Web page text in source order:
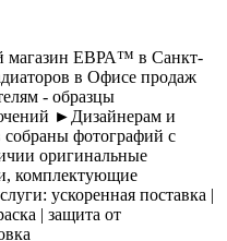
ЕВРА™ в Санкт-
в Офисе продаж
- образцы
►Дизайнерам и
собраны фотографий с
оригинальные
комплектующие
ускоренная поставка |
| защита от